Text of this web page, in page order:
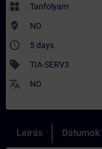
widgets Tanfolyam
where_to_vote NO
access_time 5 days
sell TIA-SERV3
translate NO
Leírás